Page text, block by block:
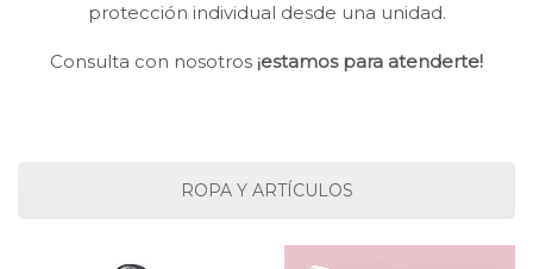
protección individual desde una unidad.
Consulta con nosotros ¡estamos para atenderte!
ROPA Y ARTÍCULOS